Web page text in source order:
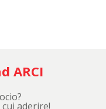
ARCI
aderire!